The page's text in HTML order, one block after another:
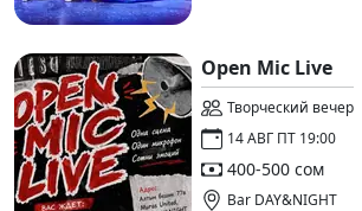
Open Mic Live
Творческий вечер
14 АВГ ПТ 19:00
400-500 сом
Bar DAY&NIGHT